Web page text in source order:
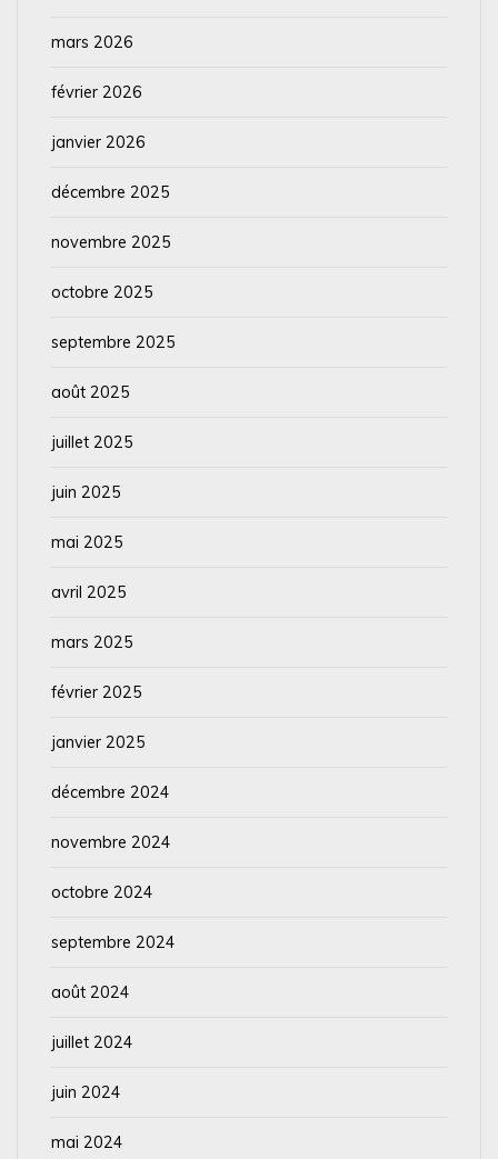
mars 2026
février 2026
janvier 2026
décembre 2025
novembre 2025
octobre 2025
septembre 2025
août 2025
juillet 2025
juin 2025
mai 2025
avril 2025
mars 2025
février 2025
janvier 2025
décembre 2024
novembre 2024
octobre 2024
septembre 2024
août 2024
juillet 2024
juin 2024
mai 2024